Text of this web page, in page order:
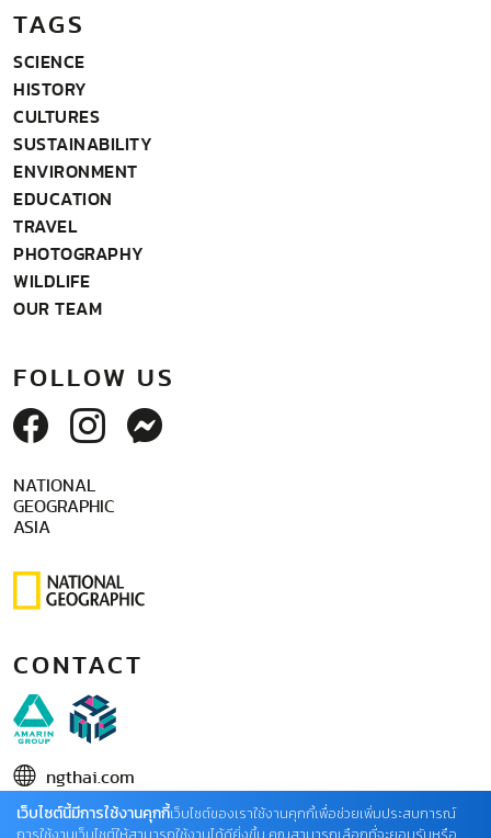
TAGS
SCIENCE
HISTORY
CULTURES
SUSTAINABILITY
ENVIRONMENT
EDUCATION
TRAVEL
PHOTOGRAPHY
WILDLIFE
OUR TEAM
FOLLOW US
NATIONAL
GEOGRAPHIC
ASIA
CONTACT
ngthai.com
บริษัท เอเอ็มอี อิมเมจิเนทีฟ จำกัด
เว็บไซต์นี้มีการใช้งานคุกกี้เว็บไซต์ของเราใช้งานคุกกี้เพื่อช่วยเพิ่มประสบการณ์